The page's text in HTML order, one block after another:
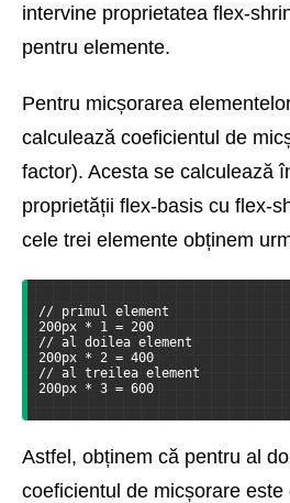
intervine proprietatea flex-
pentru elemente.
Pentru micșorarea
calculează coeficientul de
factor). Acesta se calculează
proprietății flex-basis cu flex-
cele trei elemente obținem
// primul element
200px * 1 = 200
// al doilea element
200px * 2 = 400
// al treilea element
200px * 3 = 600
Astfel, obținem că pentru al
coeficientul de micșorare este